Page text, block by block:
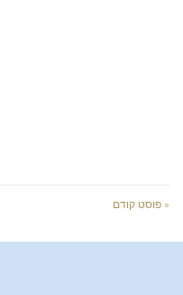
« פוסט קודם